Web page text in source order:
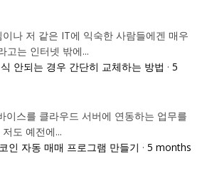
이나 저 같은 IT에 익숙한 사람들에겐 매우
고는 인터넷 밖에...
안되는 경우 간단히 교체하는 방법 · 5
이스를 클라우드 서버에 연동하는 업무를
도 예전에...
인 자동 매매 프로그램 만들기 · 5 months